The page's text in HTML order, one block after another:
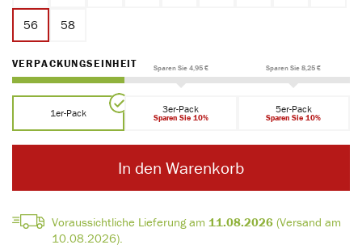
Voraussichtliche Lieferung am 11.08.2026(Versand am
10.08.2026).
56 58
VERPACKUNGSEINHEITAUSWÄHLEN
Sparen Sie 4,95 € Sparen Sie 8,25 €
1er-Pack 3er-Pack
Sparen Sie 10%
5er-Pack
Sparen Sie 10%
In den Warenkorb